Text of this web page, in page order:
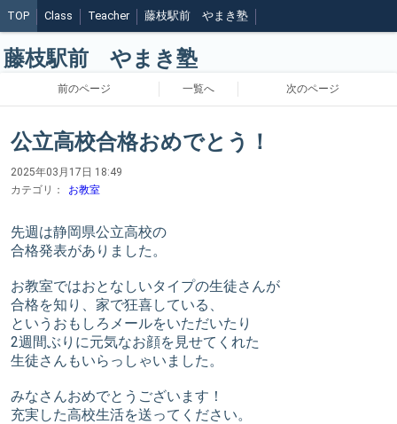
TOP Class Teacher 藤枝駅前 やまき塾
藤枝駅前 やまき塾
前のページ 一覧へ 次のページ
公立高校合格おめでとう！
2025年03月17日 18:49
カテゴリ：
お教室
先週は静岡県公立高校の
合格発表がありました。
お教室ではおとなしいタイプの生徒さんが
合格を知り、家で狂喜している、
というおもしろメールをいただいたり
2週間ぶりに元気なお顔を見せてくれた
生徒さんもいらっしゃいました。
みなさんおめでとうございます！
充実した高校生活を送ってください。